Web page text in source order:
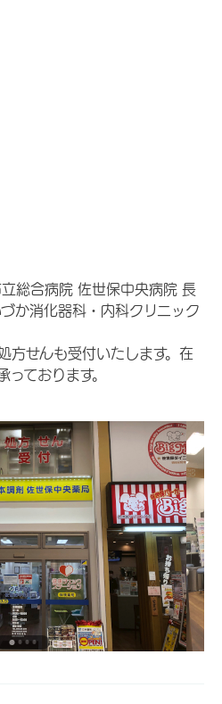
総合病院 佐世保中央病院 長
か消化器科・内科クリニック
方せんも受付いたします。在
ております。